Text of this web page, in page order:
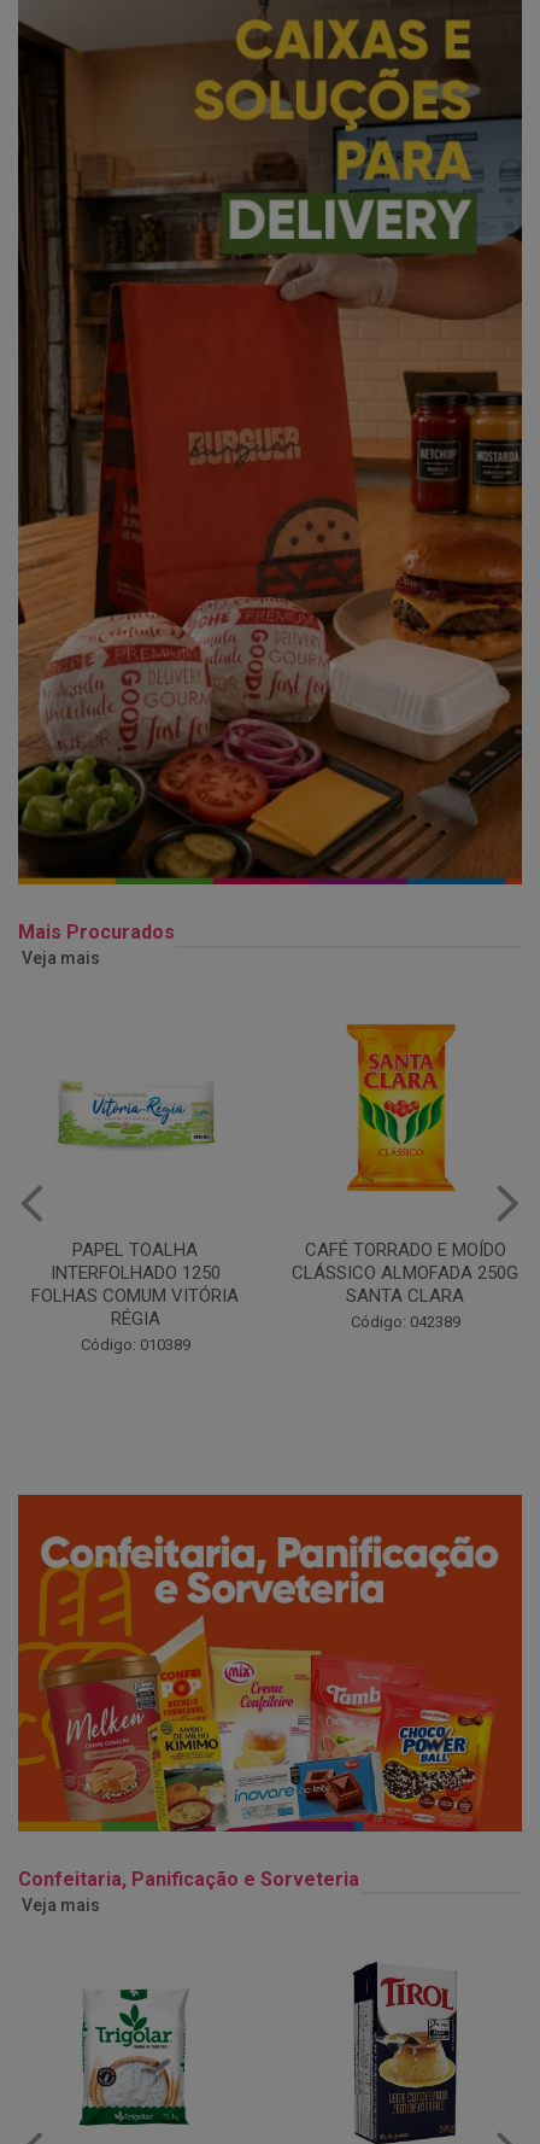
Mais Procurados
Veja mais
CAFÉ TORRADO E MOÍDO
CLÁSSICO ALMOFADA 250G
SANTA CLARA
Código: 042389
Copo Plástico Branco 180ml
Pacote c/100 - Cristalcopo
Código: 031413
Confeitaria, Panificação e Sorveteria
Veja mais